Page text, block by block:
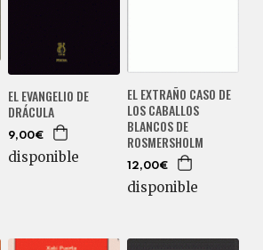
EL EVANGELIO DE
DRÁCULA
9,00€
disponible
EL EXTRAÑO CASO DE
LOS CABALLOS
BLANCOS DE
ROSMERSHOLM
12,00€
disponible